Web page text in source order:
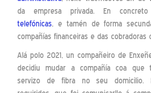
da empresa privada. En
telefónicas, e tamén de forma
compañías financeiras e das cobradoras
Alá polo 2021, un compañeiro de
decidiu mudar a compañía coa que
servizo de fibra no seu domicilio.